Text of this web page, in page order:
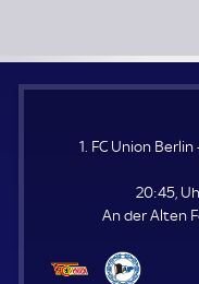
1. FC Union
20:45,
An der Alten